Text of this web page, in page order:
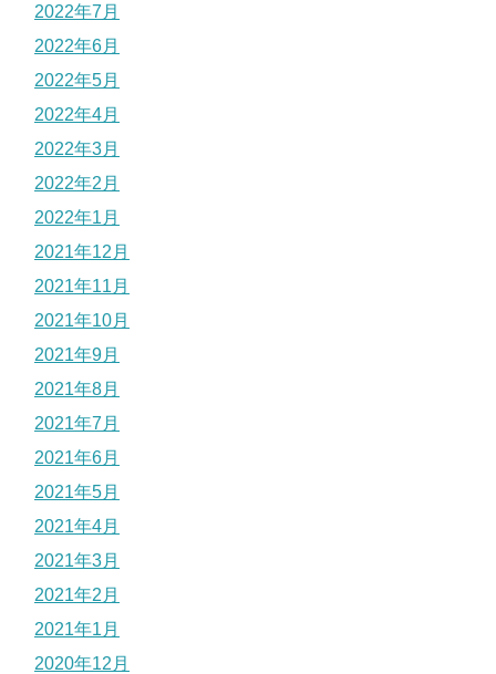
2022年7月
2022年6月
2022年5月
2022年4月
2022年3月
2022年2月
2022年1月
2021年12月
2021年11月
2021年10月
2021年9月
2021年8月
2021年7月
2021年6月
2021年5月
2021年4月
2021年3月
2021年2月
2021年1月
2020年12月